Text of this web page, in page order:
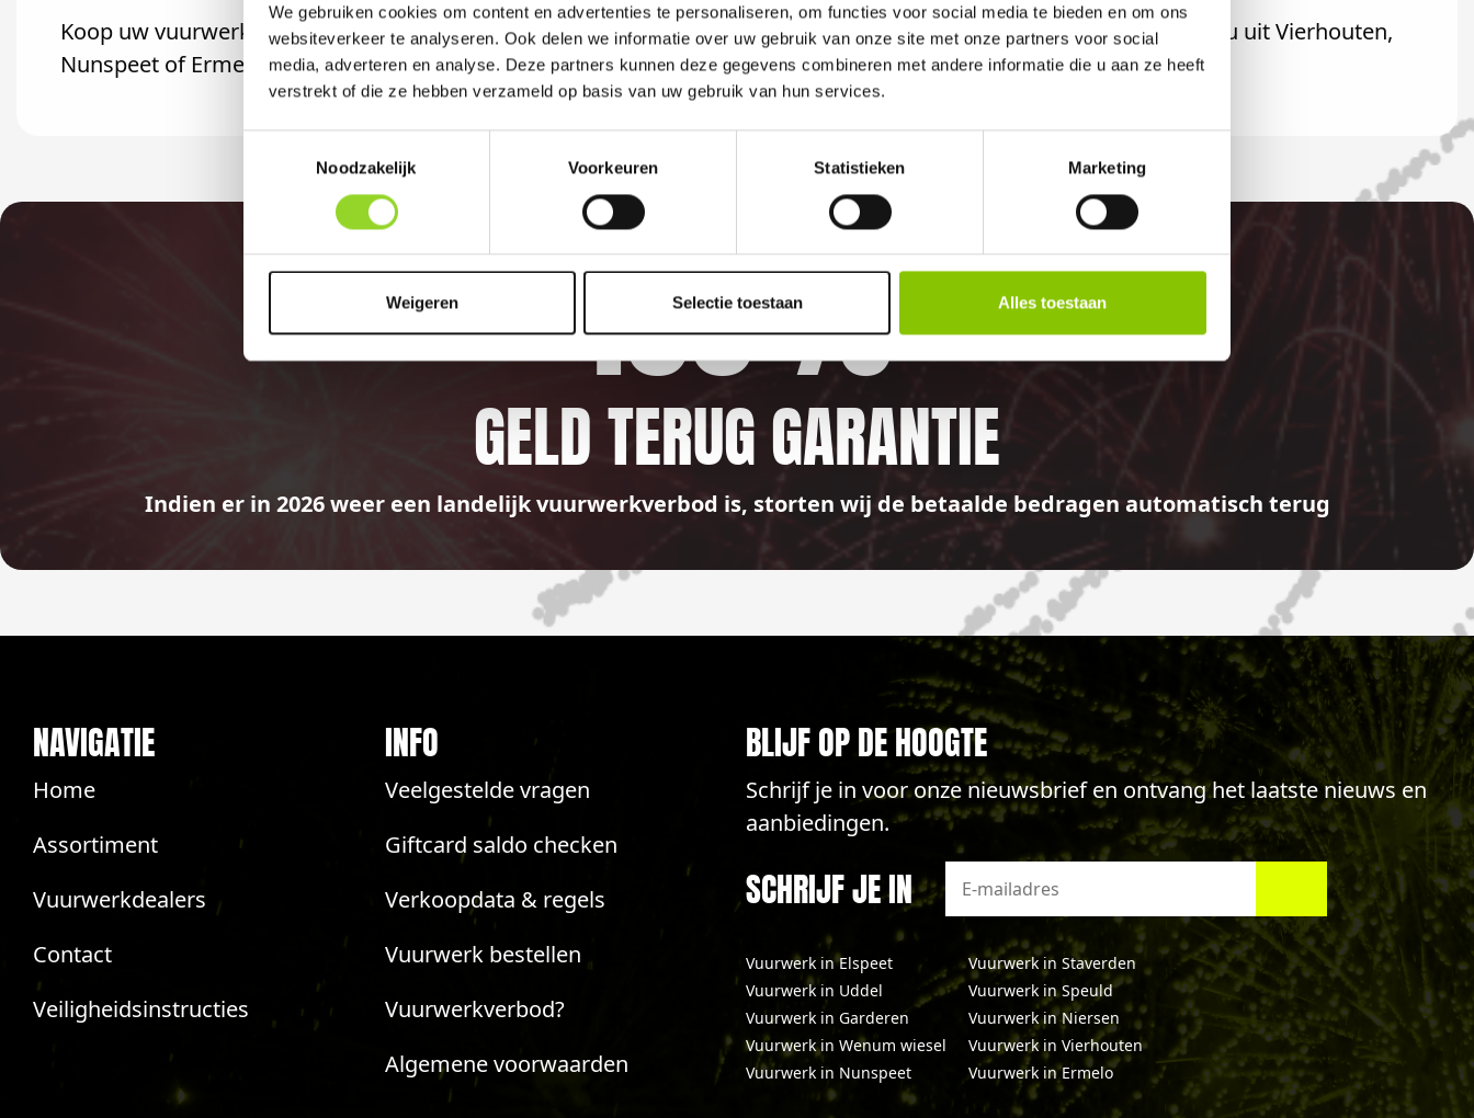
We gebruiken cookies om content en advertenties te personaliseren, om functies voor social media te bieden en om ons
websiteverkeer te analyseren. Ook delen we informatie over uw gebruik van onze site met onze partners voor social
media, adverteren en analyse. Deze partners kunnen deze gegevens combineren met andere informatie die u aan ze heeft
verstrekt of die ze hebben verzameld op basis van uw gebruik van hun services.
Noodzakelijk
Voorkeuren Statistieken Marketing
Weigeren Selectie toestaan Alles toestaan
Koop uw vuurwerk dan bij Vuurwerk Elspeet in Elspeet. U bent van harte welkom! U bent uiteraard ook welkom als u uit Vierhouten,
Nunspeet of Ermelo komt.
100%
GELD TERUG GARANTIE
Indien er in 2026 weer een landelijk vuurwerkverbod is, storten wij de betaalde bedragen automatisch terug
NAVIGATIE
Home
Assortiment
Vuurwerkdealers
Contact
Veiligheidsinstructies
INFO
Veelgestelde vragen
Giftcard saldo checken
Verkoopdata & regels
Vuurwerk bestellen
Vuurwerkverbod?
Algemene voorwaarden
BLIJF OP DE HOOGTE
Schrijf je in voor onze nieuwsbrief en ontvang het laatste nieuws en
aanbiedingen.
SCHRIJF JE IN
Vuurwerk in Elspeet
Vuurwerk in Staverden
Vuurwerk in Uddel
Vuurwerk in Speuld
Vuurwerk in Garderen
Vuurwerk in Niersen
Vuurwerk in Wenum wiesel
Vuurwerk in Vierhouten
Vuurwerk in Nunspeet
Vuurwerk in Ermelo